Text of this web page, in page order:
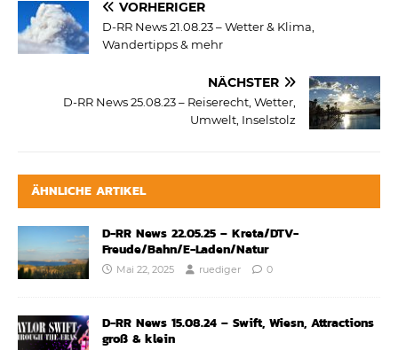
VORHERIGER
D-RR News 21.08.23 – Wetter & Klima,
Wandertipps & mehr
NÄCHSTER
D-RR News 25.08.23 – Reiserecht, Wetter,
Umwelt, Inselstolz
ÄHNLICHE ARTIKEL
D-RR News 22.05.25 – Kreta/DTV-
Freude/Bahn/E-Laden/Natur
Mai 22, 2025 ruediger 0
D-RR News 15.08.24 – Swift, Wiesn, Attractions
groß & klein